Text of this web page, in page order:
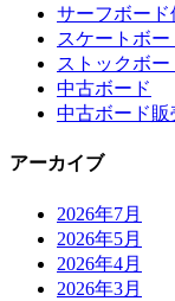
サーフボード
スケートボー
ストックボー
中古ボード
中古ボード販
アーカイブ
2026年7月
2026年5月
2026年4月
2026年3月